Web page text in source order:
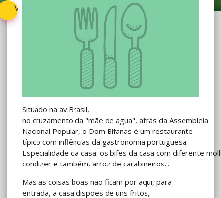
Voltar
Situado na av.Brasil,
no cruzamento da "mãe de agua", atrás da Assembleia
Nacional Popular, o Dom Bifanas é um restaurante
típico com inflências da gastronomia portuguesa.
Especialidade da casa: os bifes da casa com diferente
condizer e também, arroz de carabineiros...
Mas as coisas boas não ficam por aqui, para
entrada, a casa dispões de uns fritos,